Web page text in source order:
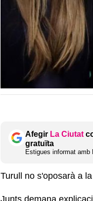
Afegir La Ciutat
gratuïta
Estigues informat
Turull no s'oposarà a
Junts demana